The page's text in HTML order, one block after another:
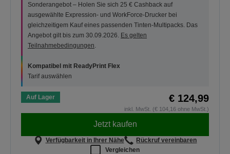
Sonderangebot – Holen Sie sich 25 € Cashback auf
ausgewählte Expression- und WorkForce-Drucker bei
gleichzeitigem Kauf eines passenden Tinten-Multipacks. Das
Angebot gilt bis zum 30.09.2026. Es gelten
Teilnahmebedingungen.
Kompatibel mit ReadyPrint Flex
Tarif auswählen
Auf Lager € 124,99
inkl. MwSt. (€ 104,16 ohne MwSt.)
Jetzt kaufen
Verfügbarkeit in Ihrer Nähe
Rückruf vereinbaren
Vergleichen